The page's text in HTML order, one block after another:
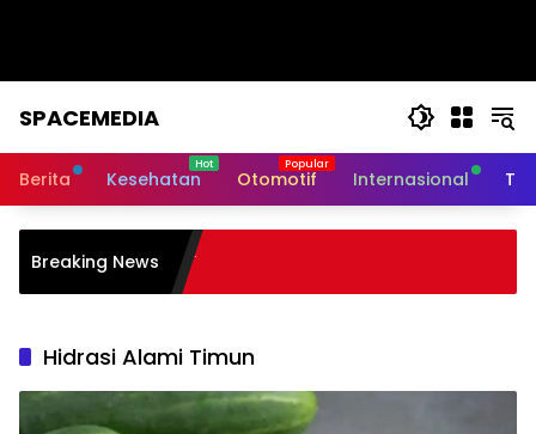
SPACEMEDIA
Berita Kesehatan Otomotif Internasional
Breaking News
Inklusif bagi Siswa:
Hidrasi Alami Timun